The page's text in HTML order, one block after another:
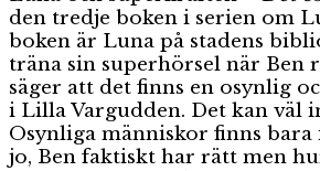
den tredje boken i serien om
boken är Luna på stadens
träna sin superhörsel när Ben
säger att det finns en osynlig
i Lilla Vargudden. Det kan väl
Osynliga människor finns bara
jo, Ben faktiskt har rätt men